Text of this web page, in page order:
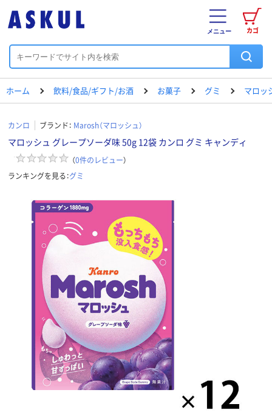
カゴ
メニュー
ホーム 飲料/食品/ギフト/お酒 お菓子 グミ マロッ
カンロ ブランド： Marosh（マロッシュ）
マロッシュ グレープソーダ味 50g 12袋 カンロ グミ キャンディ
（0件のレビュー）
ランキングを見る：グミ